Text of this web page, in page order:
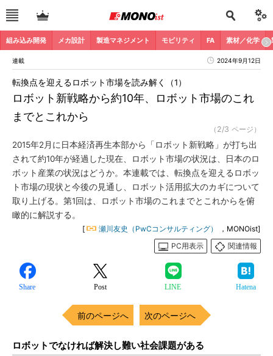
組み込み開発 メカ設計 製造マネジメント モビリティ FA 素材／化学
連載 2024年9月12日
ロボット新戦略から約10年、ロボット市場のこれ
までとこれから
転換点を迎えるロボット市場を読み解く（1）
（2/3 ページ）
2015年2月に日本経済再生本部から「ロボット新戦略」が打ち出
されて約10年が経過した現在、ロボット市場の状況は、日本のロ
ボット産業の状況はどうか。本連載では、転換点を迎えるロボッ
ト市場の現状と今後の見通し、ロボット活用拡大のカギについて
取り上げる。第1回は、ロボット市場のこれまでとこれからを俯
瞰的に解説する。
[ 瀬川友史（PwCコンサルティング）
，MONOist]
PC用表示
関連情報
Share Post LINE Hatena
前のページへ 次のページへ
ロボットでなければ解決し難い社会課題がある